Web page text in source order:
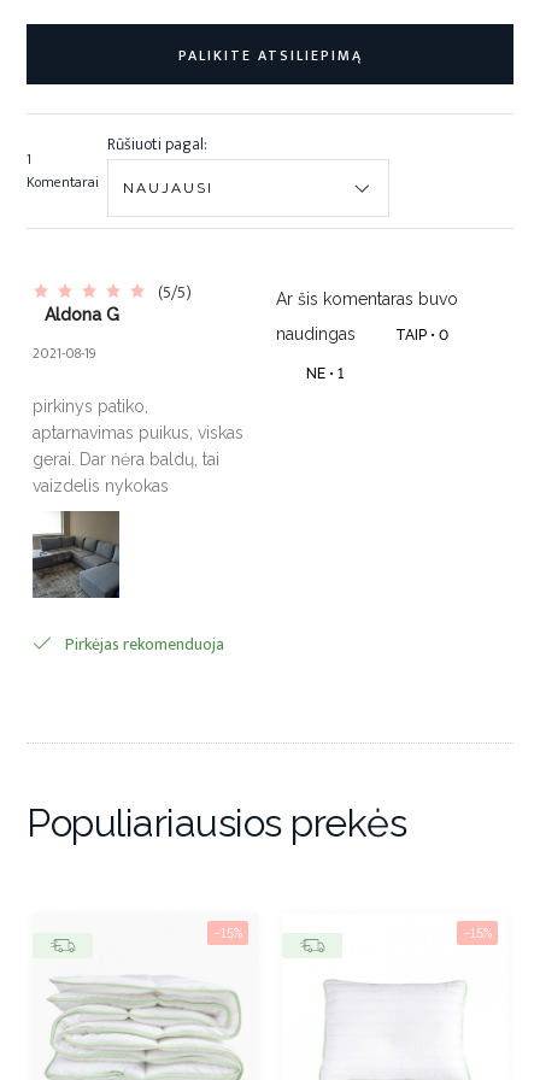
PALIKITE ATSILIEPIMĄ
1
Komentarai
Rūšiuoti pagal:
(5/5)
Aldona G
2021-08-19
pirkinys patiko,
aptarnavimas puikus, viskas
gerai. Dar nėra baldų, tai
vaizdelis nykokas
Pirkėjas rekomenduoja
Ar šis komentaras buvo
naudingas
TAIP •0
NE • 1
Populiariausios prekės
−15% −15%